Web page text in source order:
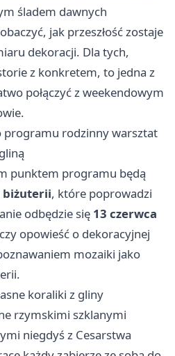
śladem dawnych
jak przeszłość zostaje
dekoracji. Dla tych,
z konkretem, to jedna z
połączyć z weekendowym
programu rodzinny warsztat
punktem programu będą
biżuterii, które poprowadzi
odbędzie się 13 czerwca
opowieść o dekoracyjnej
mozaiki jako
koraliki z gliny
rzymskimi szklanymi
niegdyś z Cesarstwa